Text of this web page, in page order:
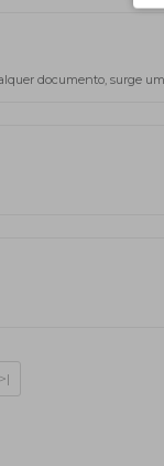
documento, surge
>|